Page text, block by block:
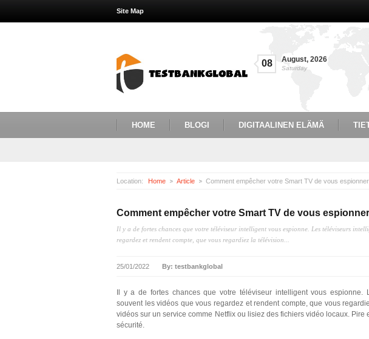
Site Map
08 August, 2026
Saturday
HOME BLOGI DIGITAALINEN ELÄMÄ
Location: Home Article Comment empêcher votre Smart TV de vous espionner
Comment empêcher votre Smart TV de vous espionner
Il y a de fortes chances que votre téléviseur intelligent vous espionne. Les téléviseurs
regardez et rendent compte, que vous regardiez la télévision...
25/01/2022 By: testbankglobal
Il y a de fortes chances que votre téléviseur intelligent vous espionne.
souvent les vidéos que vous regardez et rendent compte, que vous
vidéos sur un service comme Netflix ou lisiez des fichiers vidéo locaux. Pire
sécurité.